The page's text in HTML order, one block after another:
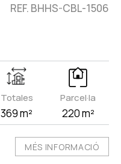
REF. BHHS-CBL-1506
Totales
369 m²
Parcel·la
220 m²
MÉS INFORMACIÓ